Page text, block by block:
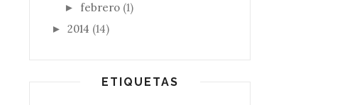
► febrero (1)
► 2014 (14)
ETIQUETAS